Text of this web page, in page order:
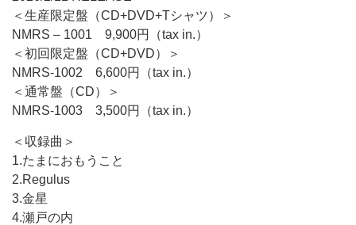
＜生産限定盤（CD+DVD+Tシャツ）＞
NMRS – 1001 9,900円（tax in.）
＜初回限定盤（CD+DVD）＞
NMRS-1002 6,600円（tax in.）
＜通常盤（CD）＞
NMRS-1003 3,500円（tax in.）
＜収録曲＞
1.たまにおもうこと
2.Regulus
3.金星
4.瀬戸の内